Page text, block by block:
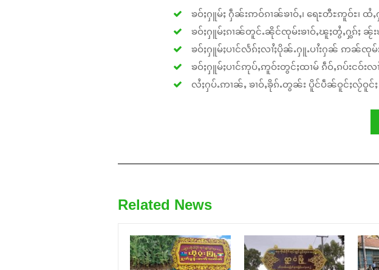
ၶဝ်ႈႁူမ်ႈ ႁဵၼ်းဢဝ်ၵၢၼ်ၶၢဝ်ႇ၊ ရေႊတီႊဢူဝ်ႊ၊ ထႆ
ၶဝ်ႈႁူမ်ႈၵၢၼ်တူင်ႉၼိုင်ၸုမ်းၶၢဝ်ႇၽူႈတွႆႇႁွၵ်ႈ ၼႂ်
ၶဝ်ႈႁူမ်ႈပၢင်လႅၵ်ႈလၢႆႈပိုၼ်ႉႁူႉပၢႆးႁၼ် ဢၼ်ၸုမ်
ၶဝ်ႈႁူမ်ႈပၢင်ဢုပ်ႇဢူဝ်းတွင်ႈထၢမ် ၵဵဝ်ႇၵပ်းငဝ်းလ
လႆႈႁပ်ႉဢၢၼ်ႇ ၶၢဝ်ႇၶိုၵ်ႉတွၼ်း ပိူင်ပဵၼ်ဝူင်ႈလႂ်ဝူင်
Related News